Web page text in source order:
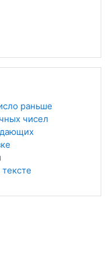
раньше
чисел